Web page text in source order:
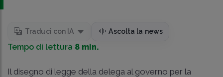
Traduci con IA Ascolta la news
Tempo di lettura 8 min.
Il disegno di legge della delega al governo per la